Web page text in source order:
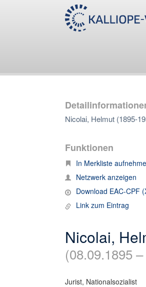
Nicolai, Helmut (1895-
Funktionen
In Merkliste
Netzwerk anzeigen
Download EAC-CPF
Link zum Eintrag
Nicolai,
(08.09.1895
Jurist, Nationalsozialist